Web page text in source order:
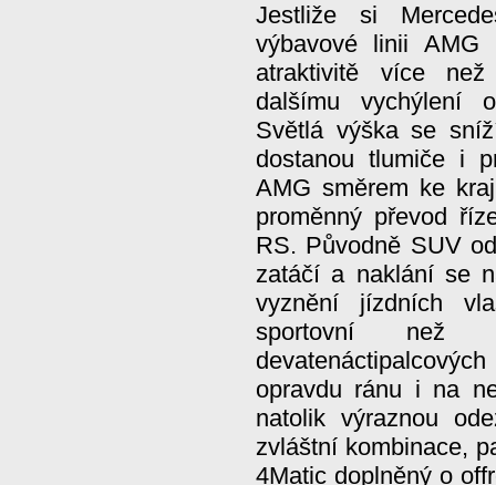
Jestliže si
výbavové linii
atraktivitě více
dalšímu vychýlení
Světlá výška se
dostanou tlumiče i
AMG směrem ke
proměnný převod
RS. Původně SUV
zatáčí a naklání se
vyznění jízdních
sportovní než
opravdu ránu i na
natolik výraznou
zvláštní kombinace,
4Matic doplněný o